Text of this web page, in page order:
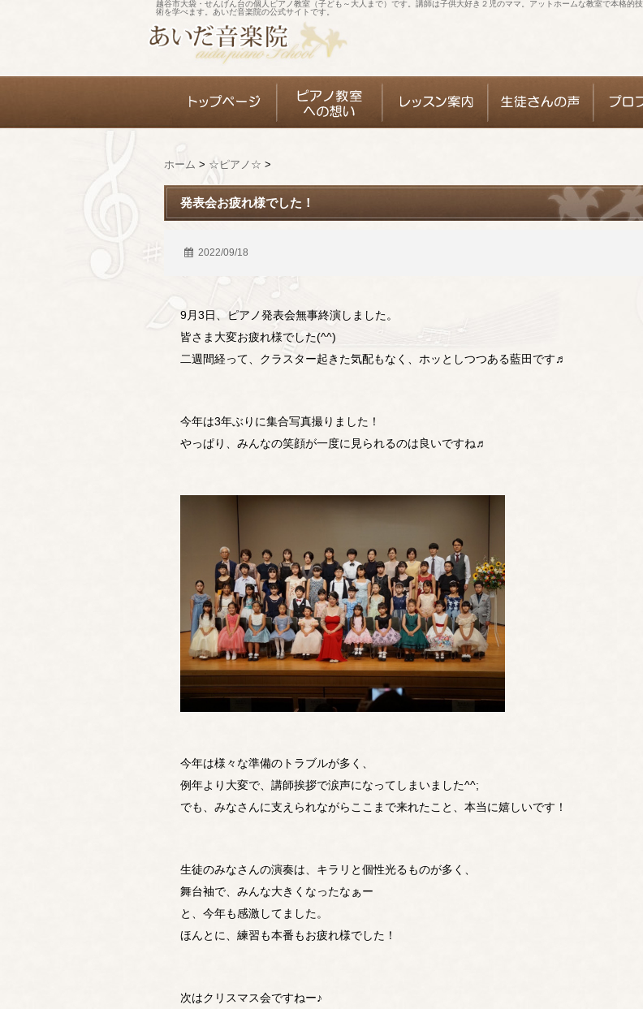
越谷市大袋・せんげん台の個人ピアノ教室（子ども～大人まで）です。講師は子供大好き２児のママ。アットホームな教室で本格的技
術を学べます。あいだ音楽院の公式サイトです。
ホーム > ☆ピアノ☆ >
発表会お疲れ様でした！
2022/09/18
9月3日、ピアノ発表会無事終演しました。
皆さま大変お疲れ様でした(^^)
二週間経って、クラスター起きた気配もなく、ホッとしつつある藍田です♬
今年は3年ぶりに集合写真撮りました！
やっぱり、みんなの笑顔が一度に見られるのは良いですね♬
今年は様々な準備のトラブルが多く、
例年より大変で、講師挨拶で涙声になってしまいました^^;
でも、みなさんに支えられながらここまで来れたこと、本当に嬉しいです！
生徒のみなさんの演奏は、キラリと個性光るものが多く、
舞台袖で、みんな大きくなったなぁー
と、今年も感激してました。
ほんとに、練習も本番もお疲れ様でした！
次はクリスマス会ですねー♪